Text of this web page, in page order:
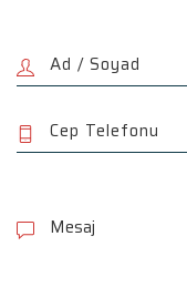
l
e